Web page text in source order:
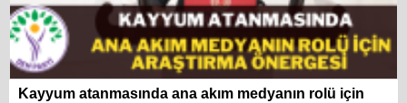
Kayyum atanmasında ana akım medyanın rolü için